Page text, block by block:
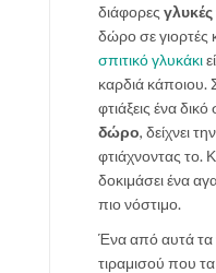
διάφορες
δώρο σε γιορτές
σπιτικό γλυκάκι
καρδιά κάποιου.
φτιάξεις ένα δικό
δώρο, δείχνει
φτιάχνοντας το.
δοκιμάσει ένα
πιο νόστιμο.
Ένα από αυτά τα
τιραμισού που